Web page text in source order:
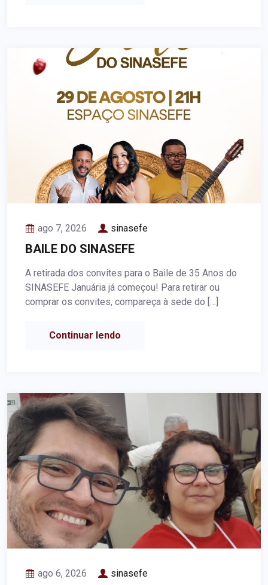
ago 7, 2026 sinasefe
BAILE DO SINASEFE
A retirada dos convites para o Baile de 35 Anos do
SINASEFE Januária já começou! Para retirar ou
comprar os convites, compareça à sede do […]
Continuar lendo
ago 6, 2026 sinasefe